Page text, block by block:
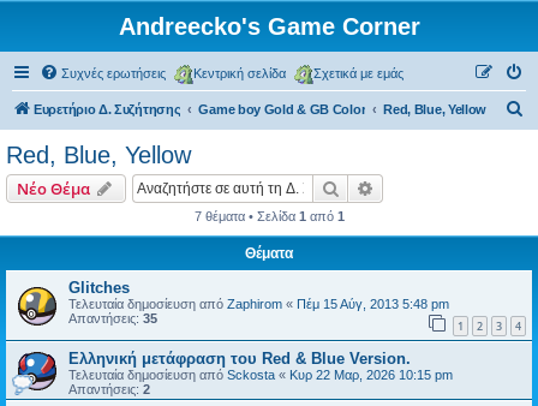
Andreecko's Game Corner
Συχνές ερωτήσεις Κεντρική σελίδα Σχετικά με εμάς
Ευρετήριο Δ. Συζήτησης Game boy Gold & GB Color Red, Blue, Yellow
η
Red, Blue, Yellow
Νέο Θέμα Αναζήτηση
7 θέματα • Σελίδα 1 από 1
Θέματα
Glitches
Τελευταία δημοσίευση από Zaphirom « Πέμ 15 Αύγ, 2013 5:48 pm
Απαντήσεις: 35 1 2 3 4
Ελληνική μετάφραση του Red & Blue Version.
Τελευταία δημοσίευση από Sckosta « Κυρ 22 Μαρ, 2026 10:15 pm
Απαντήσεις: 2